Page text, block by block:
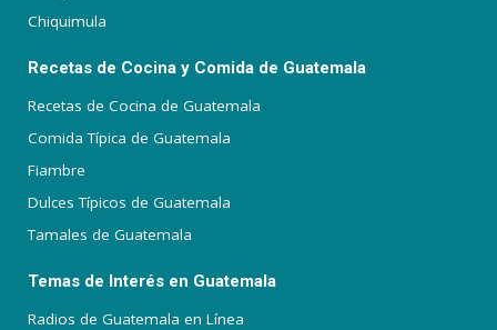
Chiquimula
Recetas de Cocina y Comida de Guatemala
Recetas de Cocina de Guatemala
Comida Típica de Guatemala
Fiambre
Dulces Típicos de Guatemala
Tamales de Guatemala
Temas de Interés en Guatemala
Radios de Guatemala en Línea